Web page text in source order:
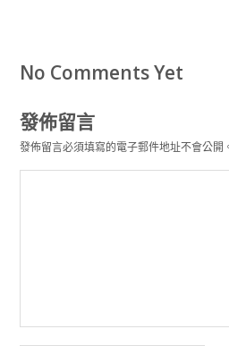
No Comments Yet
發佈留言
發佈留言必須填寫的電子郵件地址不會公開